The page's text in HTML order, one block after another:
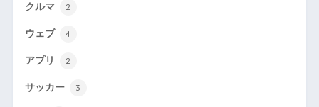
クルマ 2
ウェブ 4
アプリ 2
サッカー 3